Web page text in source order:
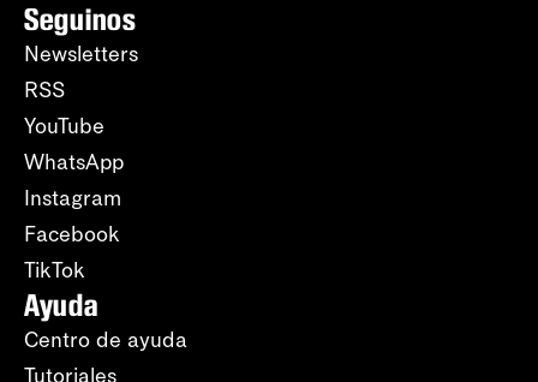
Seguinos
Newsletters
RSS
YouTube
WhatsApp
Instagram
Facebook
TikTok
Ayuda
Centro de ayuda
Tutoriales